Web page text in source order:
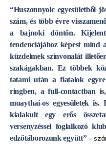
“Huszonnyolc egyesületből
szám, és több évre
a bajnoki döntőn.
tendenciájához képest mind
küzdelmek színvonalát
szakágakban. Ez többek
tatami után a fiatalok
ringben, a full-contactban
muaythai-os egyesületek is.
kialakult egy erős
versenyzéssel foglalkozó
edzőtáborozunk együtt”–